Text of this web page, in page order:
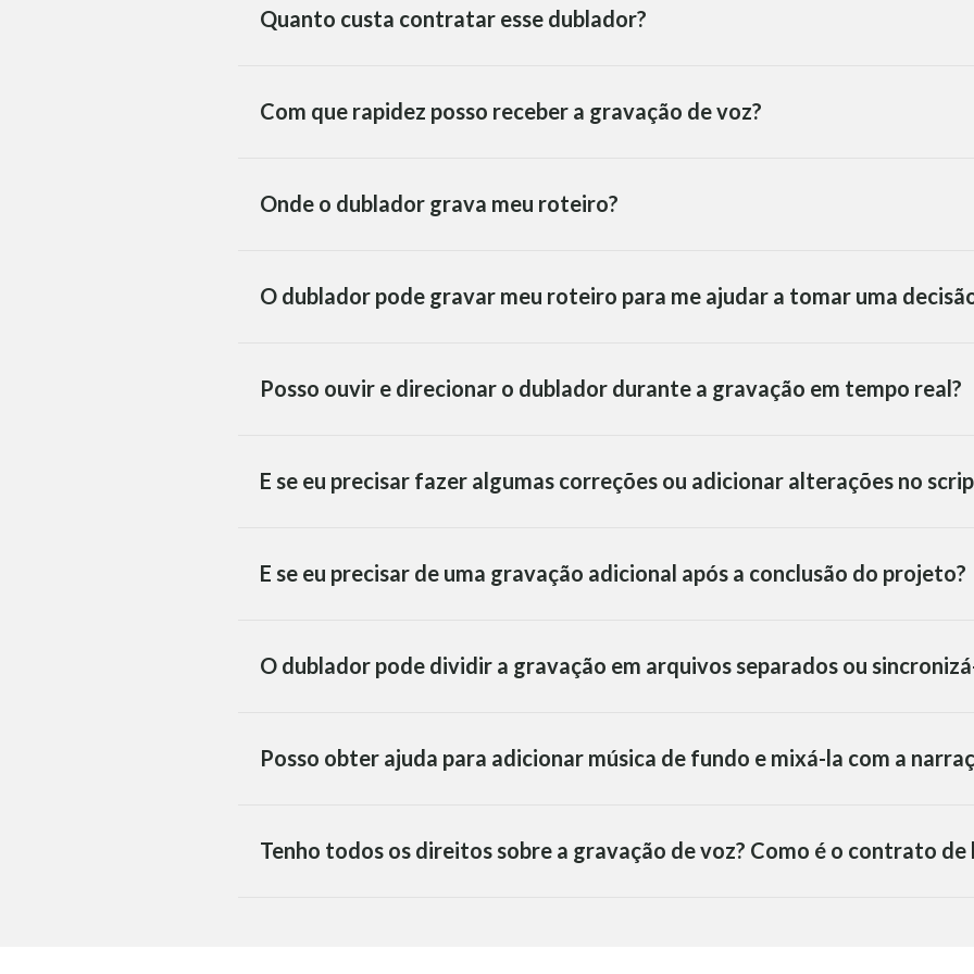
Quanto custa contratar esse dublador?
Com que rapidez posso receber a gravação de voz?
Onde o dublador grava meu roteiro?
O dublador pode gravar meu roteiro para me ajudar a tomar uma
Posso ouvir e direcionar o dublador durante a gravação em tempo real?
E se eu precisar fazer algumas correções ou adicionar alterações no
E se eu precisar de uma gravação adicional após a conclusão do projeto?
O dublador pode dividir a gravação em arquivos separados ou
Posso obter ajuda para adicionar música de fundo e mixá-la com a
Tenho todos os direitos sobre a gravação de voz? Como é o contrato de